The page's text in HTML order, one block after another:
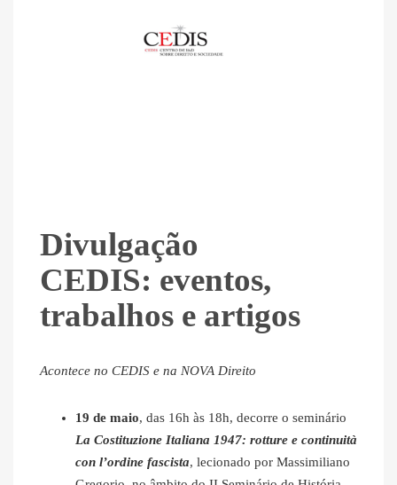
Divulgação
CEDIS: eventos,
trabalhos e artigos
Acontece no CEDIS e na NOVA Direito
19 de maio, das 16h às 18h, decorre o seminário
La Costituzione Italiana 1947: rotture e continuità
con l’ordine fascista, lecionado por Massimiliano